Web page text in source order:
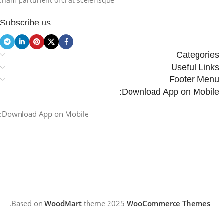
Subscribe us
Categories
Useful Links
Footer Menu
Download App on Mobile:
Download App on Mobile:
Based on WoodMarttheme2025 WooCommerce Themes
.